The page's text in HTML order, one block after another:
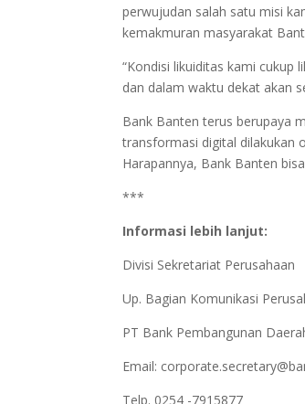
perwujudan salah satu misi
kemakmuran masyarakat
“Kondisi likuiditas kami cukup
dan dalam waktu dekat akan
Bank Banten terus berupaya
transformasi digital dilakukan
Harapannya, Bank Banten
***
Informasi lebih lanjut:
Divisi Sekretariat Perusahaan
Up. Bagian Komunikasi
PT Bank Pembangunan
Email:
Telp. 0254 -7915877